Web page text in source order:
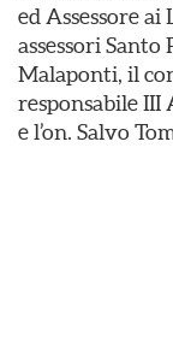
ed Assessore
assessori
Malaponti, il
responsabile III
e l’on. Salvo